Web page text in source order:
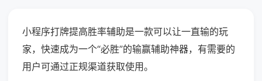
小程序打牌提高胜率辅助是一款可以让一直输的玩
家，快速成为一个“必胜”的输赢辅助神器，有需要的
用户可通过正规渠道获取使用。